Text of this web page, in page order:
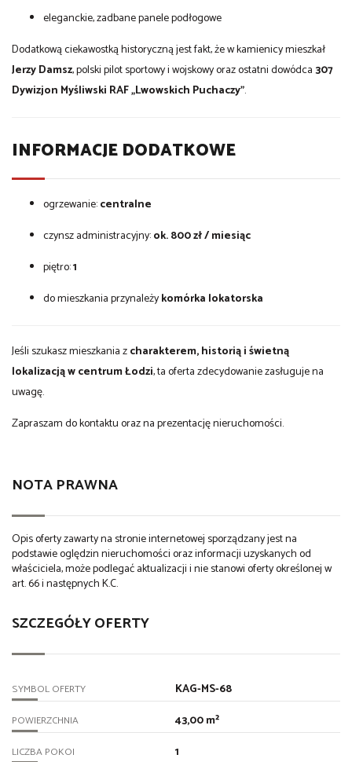
eleganckie, zadbane panele podłogowe
Dodatkową ciekawostką historyczną jest fakt, że w kamienicy mieszkał
Jerzy Damsz, polski pilot sportowy i wojskowy oraz ostatni dowódca307
Dywizjon Myśliwski RAF „Lwowskich Puchaczy”.
INFORMACJE DODATKOWE
ogrzewanie:centralne
czynsz administracyjny:ok. 800 zł / miesiąc
piętro:1
do mieszkania przynależykomórka lokatorska
Jeśli szukasz mieszkania zcharakterem, historią i świetną
lokalizacją w centrum Łodzi, ta oferta zdecydowanie zasługuje na
uwagę.
Zapraszam do kontaktu oraz na prezentację nieruchomości.
NOTA PRAWNA
Opis oferty zawarty na stronie internetowej sporządzany jest na
podstawie oględzin nieruchomości oraz informacji uzyskanych od
właściciela, może podlegać aktualizacji i nie stanowi oferty określonej w
art. 66 i następnych K.C.
SZCZEGÓŁY OFERTY
SYMBOL OFERTY KAG-MS-68
POWIERZCHNIA 43,00 m²
LICZBA POKOI 1